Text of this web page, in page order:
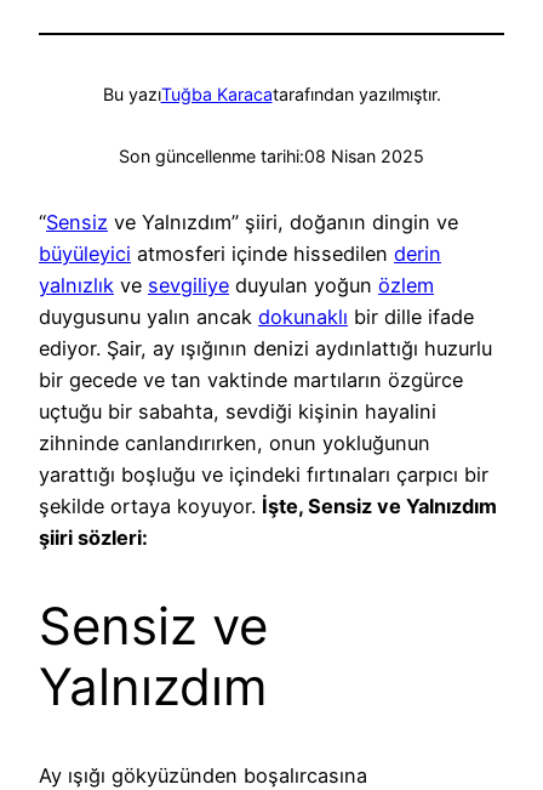
Bu yazıTuğba Karacatarafından yazılmıştır.
Son güncellenme tarihi:08 Nisan 2025
“Sensiz ve Yalnızdım” şiiri, doğanın dingin ve
büyüleyici atmosferi içinde hissedilen derin
yalnızlık ve sevgiliye duyulan yoğun özlem
duygusunu yalın ancak dokunaklı bir dille ifade
ediyor. Şair, ay ışığının denizi aydınlattığı huzurlu
bir gecede ve tan vaktinde martıların özgürce
uçtuğu bir sabahta, sevdiği kişinin hayalini
zihninde canlandırırken, onun yokluğunun
yarattığı boşluğu ve içindeki fırtınaları çarpıcı bir
şekilde ortaya koyuyor. İşte, Sensiz ve Yalnızdım
şiiri sözleri:
Sensiz ve
Yalnızdım
Ay ışığı gökyüzünden boşalırcasına